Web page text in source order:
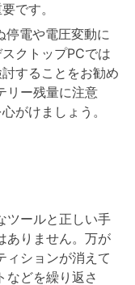
です。
停電や電圧変動に
クトップPCでは
することをお勧め
リー残量に注意
がけましょう。
ツールと正しい手
ありません。万が
ィションが消えて
などを繰り返さ